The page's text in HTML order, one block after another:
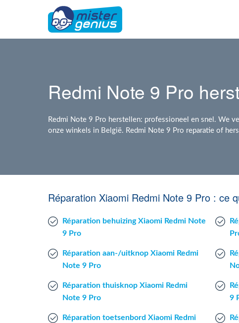
Redmi Note 9 Pro
Redmi Note 9 Pro herstellen: professioneel en snel. We
onze winkels in België. Redmi Note 9 Pro reparatie of
Réparation Xiaomi Redmi Note 9 Pro : ce
Réparation behuizing Xiaomi Redmi Note
9 Pro
Réparation aan-/uitknop Xiaomi Redmi
Note 9 Pro
Réparation thuisknop Xiaomi Redmi
Note 9 Pro
Réparation toetsenbord Xiaomi Redmi
9